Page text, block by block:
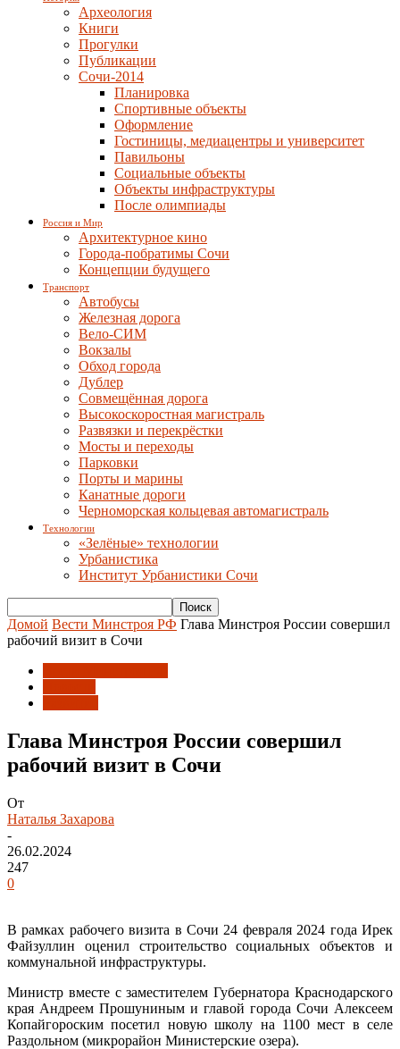
Археология
Книги
Прогулки
Публикации
Сочи-2014
Планировка
Спортивные объекты
Оформление
Гостиницы, медиацентры и университет
Павильоны
Социальные объекты
Объекты инфраструктуры
После олимпиады
Россия и Мир
Архитектурное кино
Города-побратимы Сочи
Концепции будущего
Транспорт
Автобусы
Железная дорога
Вело-СИМ
Вокзалы
Обход города
Дублер
Совмещённая дорога
Высокоскоростная магистраль
Развязки и перекрёстки
Мосты и переходы
Парковки
Порты и марины
Канатные дороги
Черноморская кольцевая автомагистраль
Технологии
«Зелёные» технологии
Урбанистика
Институт Урбанистики Сочи
Домой Вести Минстроя РФ Глава Минстроя России совершил
рабочий визит в Сочи
Глава Минстроя России совершил
рабочий визит в Сочи
От
Наталья Захарова
-
26.02.2024
247
0
В рамках рабочего визита в Сочи 24 февраля 2024 года Ирек
Файзуллин оценил строительство социальных объектов и
коммунальной инфраструктуры.
Министр вместе с заместителем Губернатора Краснодарского
края Андреем Прошуниным и главой города Сочи Алексеем
Копайгороским посетил новую школу на 1100 мест в селе
Раздольном (микрорайон Министерские озера).